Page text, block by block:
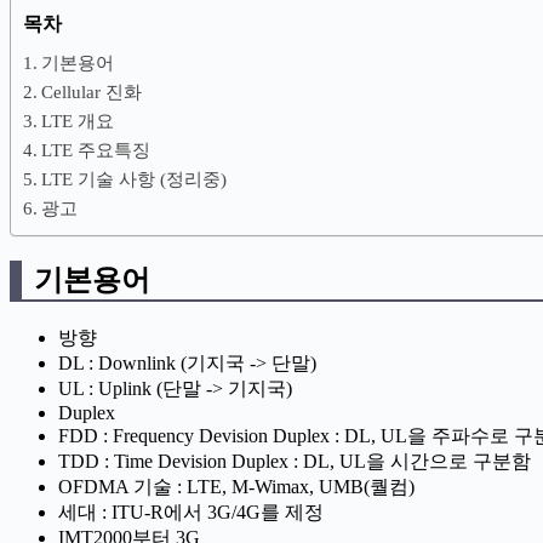
목차
기본용어
Cellular 진화
LTE 개요
LTE 주요특징
LTE 기술 사항 (정리중)
광고
기본용어
방향
DL : Downlink (기지국 -> 단말)
UL : Uplink (단말 -> 기지국)
Duplex
FDD : Frequency Devision Duplex : DL, UL을 주파수로 구
TDD : Time Devision Duplex : DL, UL을 시간으로 구분함
OFDMA 기술 : LTE, M-Wimax, UMB(퀄컴)
세대 : ITU-R에서 3G/4G를 제정
IMT2000부터 3G